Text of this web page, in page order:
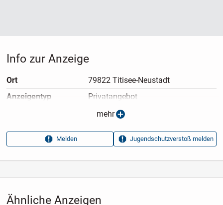
Ähnliche Anzeigen
Info zur Anzeige
Ort
79822 Titisee-Neustadt
Anzeigen­typ
Privatangebot
02.05.2026
Aufrufe dieser
5
mehr
Melden Jugendschutzverstoß melden